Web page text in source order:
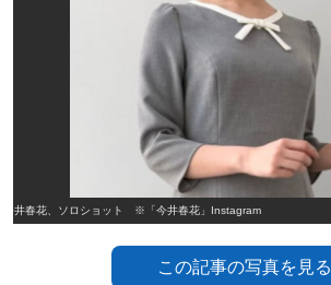
今井春花、ソロショット ※「今井春花」Instagram
この記事の写真を見る